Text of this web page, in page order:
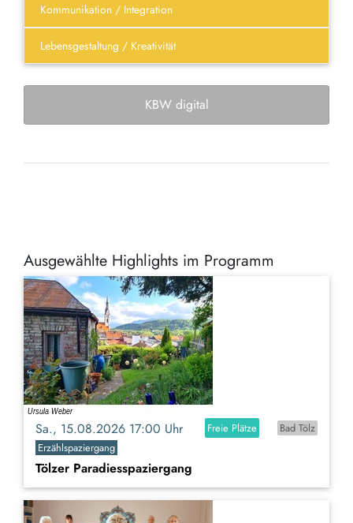
Kommunikation / Integration
Lebensgestaltung / Kreativität
KBW digital
Ausgewählte Highlights im Programm
Sa., 15.08.2026 17:00 Uhr Freie Plätze
Bad Tölz
Erzählspaziergang
Tölzer Paradiesspaziergang